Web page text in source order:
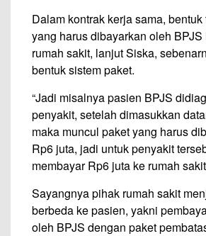
Dalam kontrak kerja sama,
yang harus dibayarkan oleh
rumah sakit, lanjut Siska,
bentuk sistem paket.
“Jadi misalnya pasien BPJS
penyakit, setelah dimasukkan
maka muncul paket yang harus
Rp6 juta, jadi untuk penyakit
membayar Rp6 juta ke rumah
Sayangnya pihak rumah sakit
berbeda ke pasien, yakni
oleh BPJS dengan paket